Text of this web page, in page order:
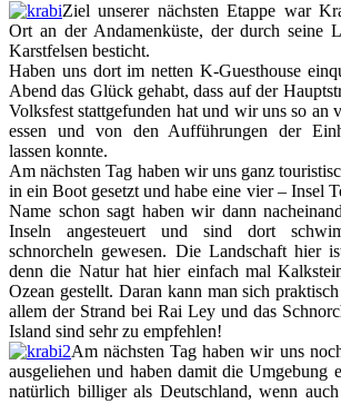
Ziel unserer nächsten Etappe war
Ort an der Andamenküste, der durch seine
Karstfelsen besticht.
Haben uns dort im netten K-Guesthouse
Abend das Glück gehabt, dass auf der
Volksfest stattgefunden hat und wir uns so an
essen und von den Aufführungen der
lassen konnte.
Am nächsten Tag haben wir uns ganz
in ein Boot gesetzt und habe eine vier – Insel
Name schon sagt haben wir dann
Inseln angesteuert und sind dort
schnorcheln gewesen. Die Landschaft hier
denn die Natur hat hier einfach mal
Ozean gestellt. Daran kann man sich
allem der Strand bei Rai Ley und das
Island sind sehr zu empfehlen!
Am nächsten Tag haben wir uns
ausgeliehen und haben damit die Umgebung
natürlich billiger als Deutschland, wenn